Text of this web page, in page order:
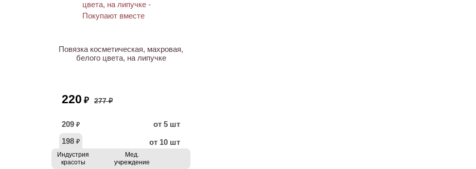
Повязка косметическая, махровая,
белого цвета, на липучке
220 ₽ 277 ₽
209 ₽
от 5 шт
198 ₽ от 10 шт
Индустрия
красоты
Мед.
учреждение